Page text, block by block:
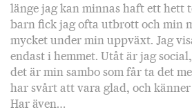
länge jag kan minnas haft ett hett
barn fick jag ofta utbrott och min
mycket under min uppväxt. Jag
endast i hemmet. Utåt är jag
det är min sambo som får ta det
har svårt att vara glad, och känner
Har även…